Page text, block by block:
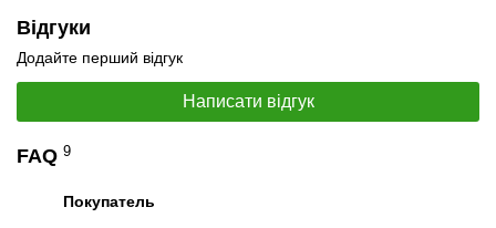
Відгуки
Додайте перший відгук
Написати відгук
FAQ 9
Покупатель